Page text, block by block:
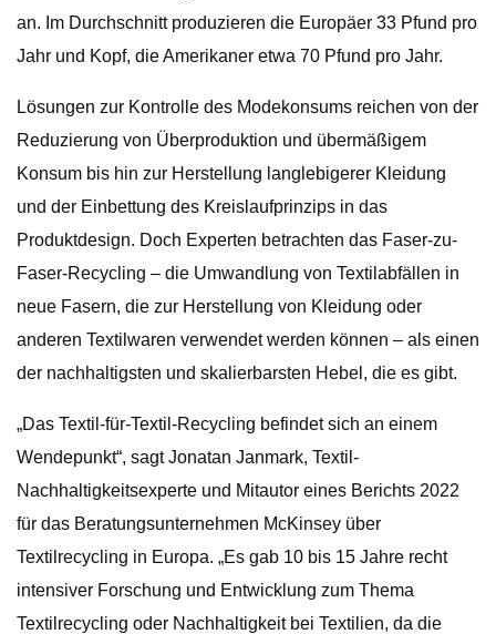
an. Im Durchschnitt produzieren die Europäer 33 Pfund pro
Jahr und Kopf, die Amerikaner etwa 70 Pfund pro Jahr.
Lösungen zur Kontrolle des Modekonsums reichen von der
Reduzierung von Überproduktion und übermäßigem
Konsum bis hin zur Herstellung langlebigerer Kleidung
und der Einbettung des Kreislaufprinzips in das
Produktdesign. Doch Experten betrachten das Faser-zu-
Faser-Recycling – die Umwandlung von Textilabfällen in
neue Fasern, die zur Herstellung von Kleidung oder
anderen Textilwaren verwendet werden können – als einen
der nachhaltigsten und skalierbarsten Hebel, die es gibt.
„Das Textil-für-Textil-Recycling befindet sich an einem
Wendepunkt“, sagt Jonatan Janmark, Textil-
Nachhaltigkeitsexperte und Mitautor eines Berichts 2022
für das Beratungsunternehmen McKinsey über
Textilrecycling in Europa. „Es gab 10 bis 15 Jahre recht
intensiver Forschung und Entwicklung zum Thema
Textilrecycling oder Nachhaltigkeit bei Textilien, da die